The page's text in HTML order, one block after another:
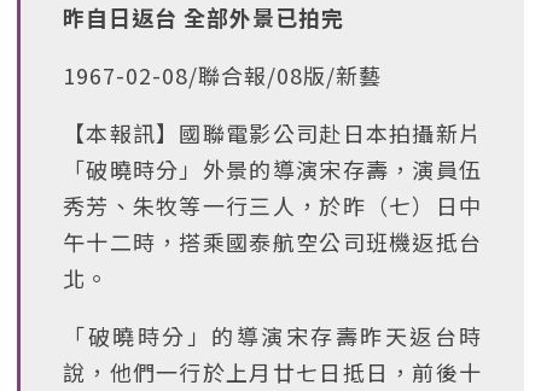
昨自日返台 全部外景已拍完
1967-02-08/聯合報/08版/新藝
【本報訊】國聯電影公司赴日本拍攝新片
「破曉時分」外景的導演宋存壽，演員伍
秀芳、朱牧等一行三人，於昨（七）日中
午十二時，搭乘國泰航空公司班機返抵台
北。
「破曉時分」的導演宋存壽昨天返台時
說，他們一行於上月廿七日抵日，前後十